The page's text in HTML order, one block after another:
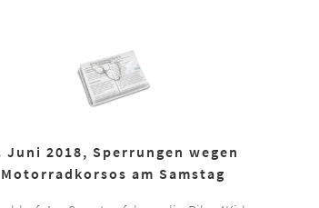
Juni 2018, Sperrungen wegen
Motorradkorsos am Samstag